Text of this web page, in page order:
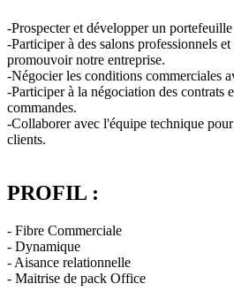
-Prospecter et développer un
-Participer à des salons professionnels
promouvoir notre entreprise.
-Négocier les conditions commerciales
-Participer à la négociation des contrats
commandes.
-Collaborer avec l'équipe technique
clients.
PROFIL :
- Fibre Commerciale
- Dynamique
- Aisance relationnelle
- Maitrise de pack Office